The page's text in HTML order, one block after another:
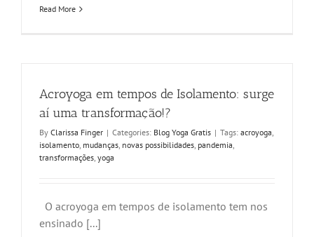
Read More
Acroyoga em tempos de Isolamento: surge
aí uma transformação!?
By Clarissa Finger | Categories: Blog Yoga Gratis | Tags: acroyoga,
isolamento, mudanças, novas possibilidades, pandemia,
transformações, yoga
O acroyoga em tempos de isolamento tem nos
ensinado [...]